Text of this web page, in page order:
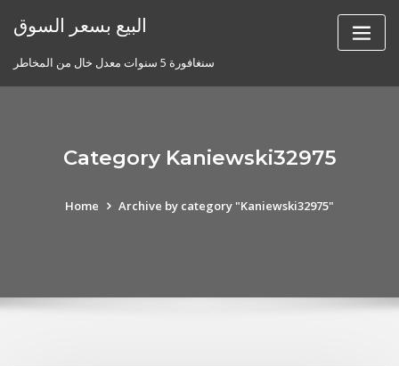
البيع بسعر السوق
سنغافورة 5 سنوات معدل خال من المخاطر
Category Kaniewski32975
Home Archive by category "Kaniewski32975"